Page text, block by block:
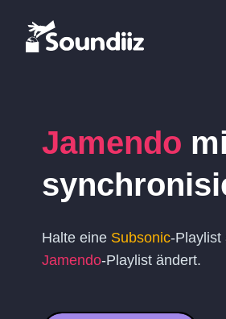
Jamendo
Halte eine Subsonic-Playlist
Jamendo-Playlist ändert.